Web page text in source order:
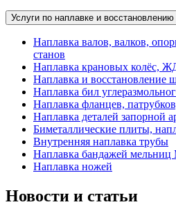
Услуги по наплавке и восстановлению
Наплавка валов, валков,
станов
Наплавка крановых колёс,
Наплавка и восстановление
Наплавка бил
Наплавка фланцев,
Наплавка деталей запорной
Биметаллические плиты,
Внутренняя наплавка трубы
Наплавка бандажей
Наплавка ножей
Новости и статьи